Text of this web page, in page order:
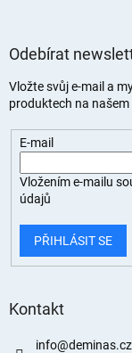
Odebírat
Vložte svůj e-mail a
produktech na našem
E-mail
Vložením e-mailu
údajů
PŘIHLÁSIT SE
Kontakt
info@deminas.cz